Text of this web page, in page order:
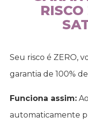
Seu risco é ZERO,
garantia de 100%
Funciona assim:
automaticamente